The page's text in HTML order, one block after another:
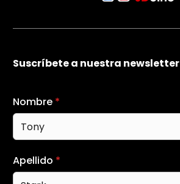
Suscríbete a nuestra newsletter
Nombre *
Apellido *